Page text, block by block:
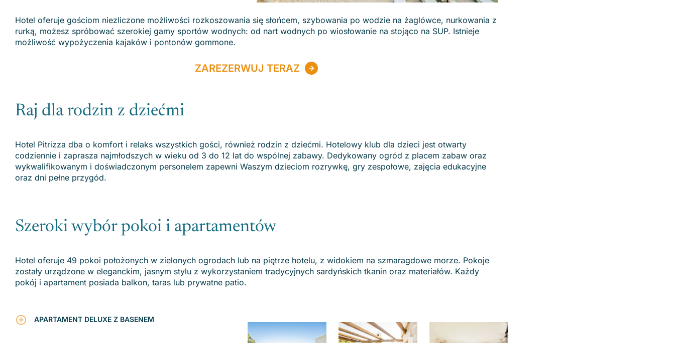
Hotel oferuje gościom niezliczone możliwości rozkoszowania się słońcem, szybowania po wodzie na żaglówce, nurkowania z
rurką, możesz spróbować szerokiej gamy sportów wodnych: od nart wodnych po wiosłowanie na stojąco na SUP. Istnieje
możliwość wypożyczenia kajaków i pontonów gommone.
ZAREZERWUJ TERAZ
Raj dla rodzin z dziećmi
Hotel Pitrizza dba o komfort i relaks wszystkich gości, również rodzin z dziećmi. Hotelowy klub dla dzieci jest otwarty
codziennie i zaprasza najmłodszych w wieku od 3 do 12 lat do wspólnej zabawy. Dedykowany ogród z placem zabaw oraz
wykwalifikowanym i doświadczonym personelem zapewni Waszym dzieciom rozrywkę, gry zespołowe, zajęcia edukacyjne
oraz dni pełne przygód.
Szeroki wybór pokoi i apartamentów
Hotel oferuje 49 pokoi położonych w zielonych ogrodach lub na piętrze hotelu, z widokiem na szmaragdowe morze. Pokoje
zostały urządzone w eleganckim, jasnym stylu z wykorzystaniem tradycyjnych sardyńskich tkanin oraz materiałów. Każdy
pokój i apartament posiada balkon, taras lub prywatne patio.
APARTAMENT DELUXE Z BASENEM